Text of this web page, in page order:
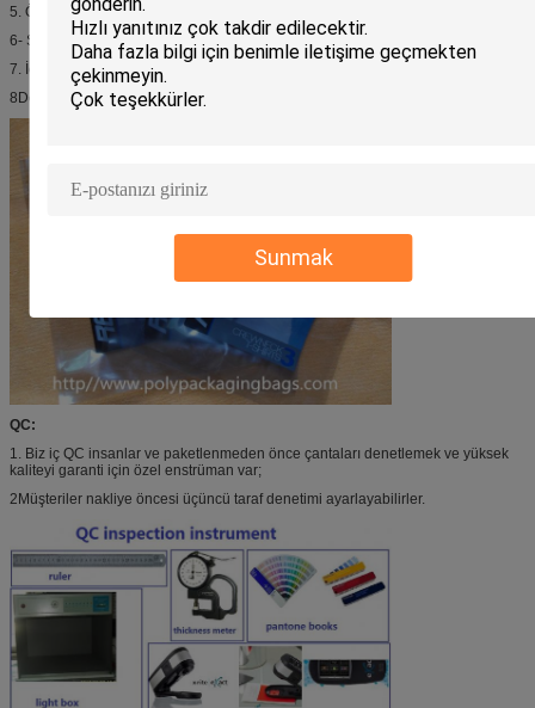
Sunmak
5. Örnekler müşteri tarafından onaylandı (gerekirse);
6- Seri üretim;
7. İç denetim veya üçüncü taraf denetim;
8Denizcilik;
QC:
1. Biz iç QC insanlar ve paketlenmeden önce çantaları denetlemek ve yüksek
kaliteyi garanti için özel enstrüman var;
2Müşteriler nakliye öncesi üçüncü taraf denetimi ayarlayabilirler.